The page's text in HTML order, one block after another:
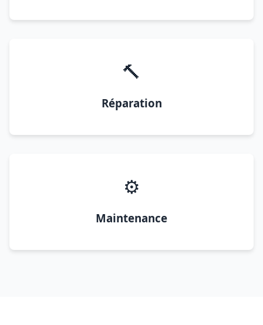
🔨
Réparation
⚙️
Maintenance